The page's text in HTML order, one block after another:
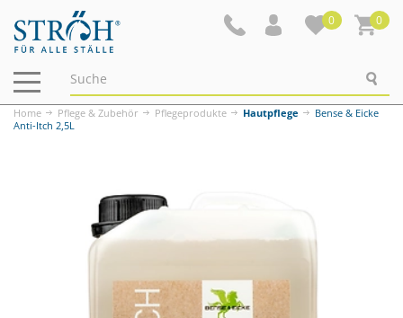
0 0
Navigation
ein-/ausblenden
Home Pflege & Zubehör Pflegeprodukte Hautpflege
Bense & Eicke
Anti-Itch 2,5L